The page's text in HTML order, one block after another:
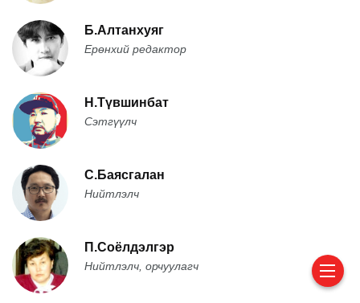
Б.Алтанхуяг
Ерөнхий редактор
Н.Түвшинбат
Сэтгүүлч
С.Баясгалан
Нийтлэлч
П.Соёлдэлгэр
Нийтлэлч, орчуулагч